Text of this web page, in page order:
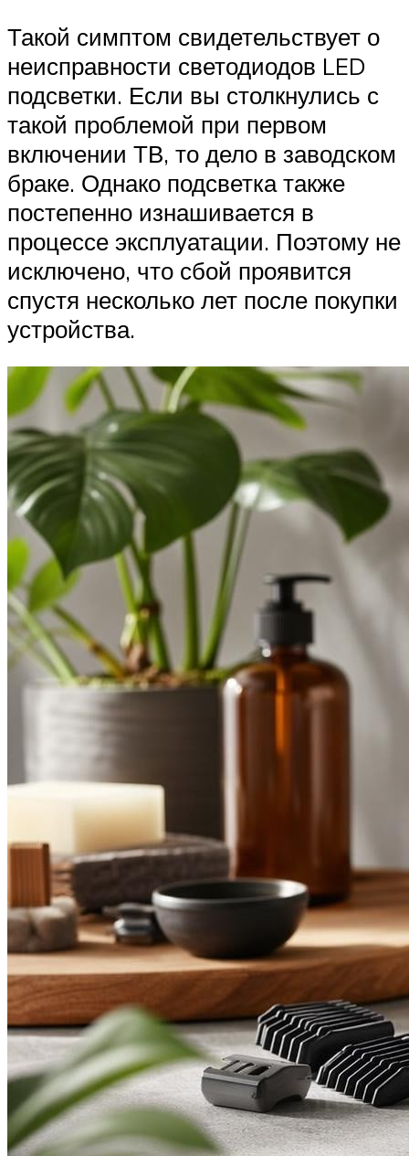
Такой симптом свидетельствует о
неисправности светодиодов LED
подсветки. Если вы столкнулись с
такой проблемой при первом
включении ТВ, то дело в заводском
браке. Однако подсветка также
постепенно изнашивается в
процессе эксплуатации. Поэтому не
исключено, что сбой проявится
спустя несколько лет после покупки
устройства.